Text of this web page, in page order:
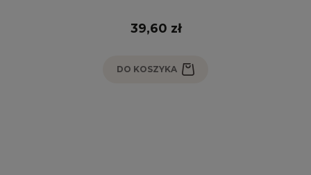
39,60 zł
DO KOSZYKA